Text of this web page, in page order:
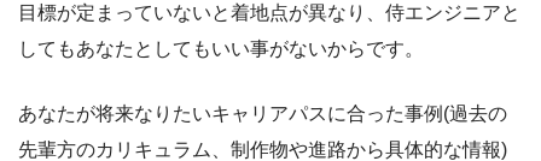
目標が定まっていないと着地点が異なり、侍エンジニアと
してもあなたとしてもいい事がないからです。
あなたが将来なりたいキャリアパスに合った事例(過去の
先輩方のカリキュラム、制作物や進路から具体的な情報)